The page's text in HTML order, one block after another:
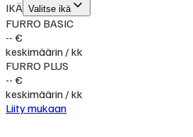
IKÄ Valitse ikä
FURRO BASIC
-- €
keskimäärin / kk
FURRO PLUS
-- €
keskimäärin / kk
Liity mukaan